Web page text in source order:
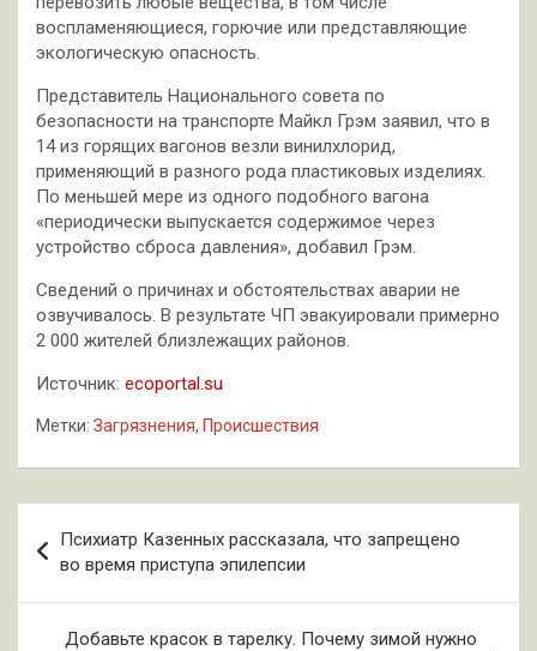
воспламеняющиеся, горючие или представляющие
экологическую опасность.
Представитель Национального совета по
безопасности на транспорте Майкл Грэм заявил, что в
14 из горящих вагонов везли винилхлорид,
применяющий в разного рода пластиковых изделиях.
По меньшей мере из одного подобного вагона
«периодически выпускается содержимое через
устройство сброса давления», добавил Грэм.
Сведений о причинах и обстоятельствах аварии не
озвучивалось. В результате ЧП эвакуировали примерно
2 000 жителей близлежащих районов.
Источник: ecoportal.su
Метки: Загрязнения, Происшествия
по
записям
Психиатр Казенных рассказала, что запрещено
во время приступа эпилепсии
Добавьте красок в тарелку. Почему зимой нужно